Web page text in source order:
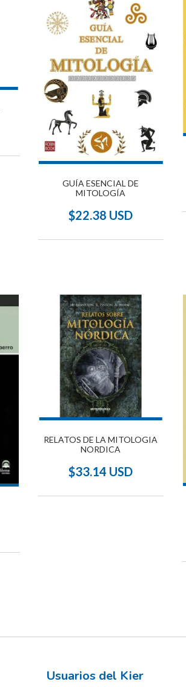
GUÍA ESENCIAL DE
MITOLOGÍA
$22.38 USD
RELATOS DE LA MITOLOGIA
NORDICA
$33.14 USD
Usuarios del Kier